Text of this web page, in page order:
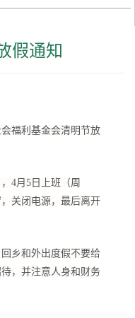
假通知
福利基金会清明节放
4月5日上班（周
关闭电源，最后离开
乡和外出度假不要给
，并注意人身和财务